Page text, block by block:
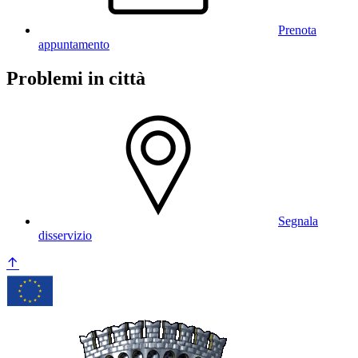
Prenota
appuntamento
Problemi in città
Segnala
disservizio